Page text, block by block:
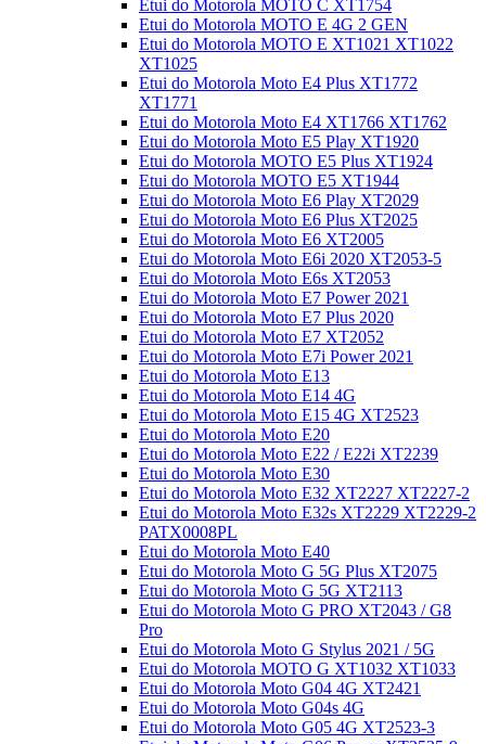
Etui do Motorola MOTO C XT1754
Etui do Motorola MOTO E 4G 2 GEN
Etui do Motorola MOTO E XT1021 XT1022
XT1025
Etui do Motorola Moto E4 Plus XT1772
XT1771
Etui do Motorola Moto E4 XT1766 XT1762
Etui do Motorola Moto E5 Play XT1920
Etui do Motorola MOTO E5 Plus XT1924
Etui do Motorola MOTO E5 XT1944
Etui do Motorola Moto E6 Play XT2029
Etui do Motorola Moto E6 Plus XT2025
Etui do Motorola Moto E6 XT2005
Etui do Motorola Moto E6i 2020 XT2053-5
Etui do Motorola Moto E6s XT2053
Etui do Motorola Moto E7 Power 2021
Etui do Motorola Moto E7 Plus 2020
Etui do Motorola Moto E7 XT2052
Etui do Motorola Moto E7i Power 2021
Etui do Motorola Moto E13
Etui do Motorola Moto E14 4G
Etui do Motorola Moto E15 4G XT2523
Etui do Motorola Moto E20
Etui do Motorola Moto E22 / E22i XT2239
Etui do Motorola Moto E30
Etui do Motorola Moto E32 XT2227 XT2227-2
Etui do Motorola Moto E32s XT2229 XT2229-2
PATX0008PL
Etui do Motorola Moto E40
Etui do Motorola Moto G 5G Plus XT2075
Etui do Motorola Moto G 5G XT2113
Etui do Motorola Moto G PRO XT2043 / G8
Pro
Etui do Motorola Moto G Stylus 2021 / 5G
Etui do Motorola MOTO G XT1032 XT1033
Etui do Motorola Moto G04 4G XT2421
Etui do Motorola Moto G04s 4G
Etui do Motorola Moto G05 4G XT2523-3